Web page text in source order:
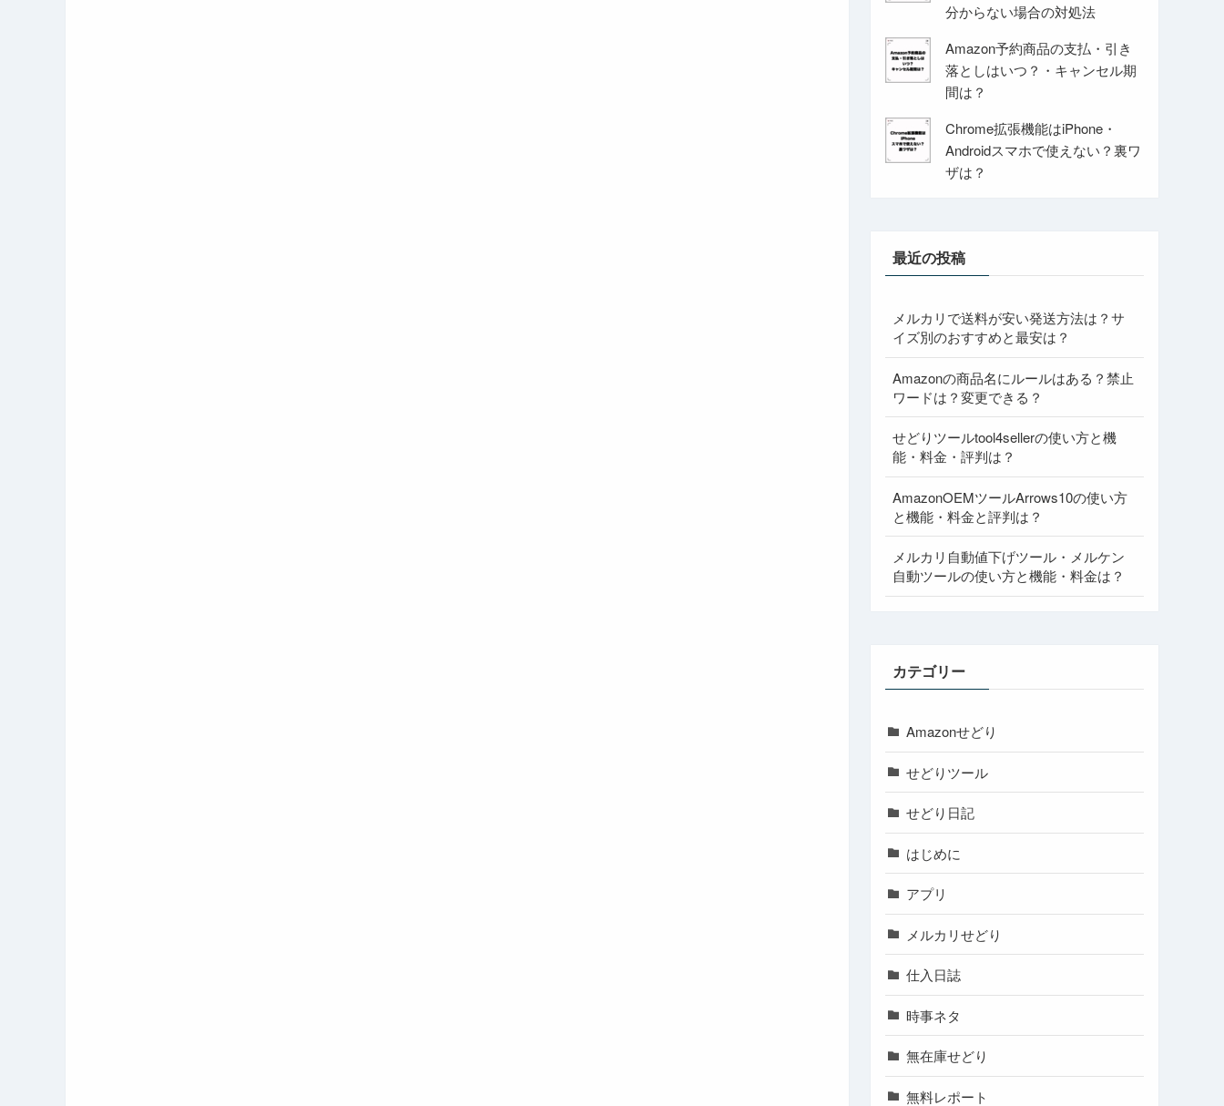
分からない場合の対処法
Amazon予約商品の支払・引き
落としはいつ？・キャンセル期
間は？
Chrome拡張機能はiPhone・
Androidスマホで使えない？裏ワ
ザは？
最近の投稿
メルカリで送料が安い発送方法は？サ
イズ別のおすすめと最安は？
Amazonの商品名にルールはある？禁止
ワードは？変更できる？
せどりツールtool4sellerの使い方と機
能・料金・評判は？
AmazonOEMツールArrows10の使い方
と機能・料金と評判は？
メルカリ自動値下げツール・メルケン
自動ツールの使い方と機能・料金は？
カテゴリー
Amazonせどり
せどりツール
せどり日記
はじめに
アプリ
メルカリせどり
仕入日誌
時事ネタ
無在庫せどり
無料レポート